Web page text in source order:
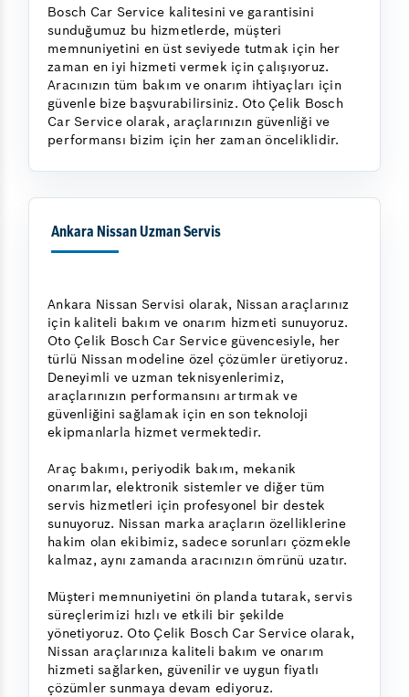
Bosch Car Service kalitesini ve garantisini
sunduğumuz bu hizmetlerde, müşteri
memnuniyetini en üst seviyede tutmak için her
zaman en iyi hizmeti vermek için çalışıyoruz.
Aracınızın tüm bakım ve onarım ihtiyaçları için
güvenle bize başvurabilirsiniz. Oto Çelik Bosch
Car Service olarak, araçlarınızın güvenliği ve
performansı bizim için her zaman önceliklidir.
Ankara Nissan Uzman Servis
Ankara Nissan Servisi olarak, Nissan araçlarınız
için kaliteli bakım ve onarım hizmeti sunuyoruz.
Oto Çelik Bosch Car Service güvencesiyle, her
türlü Nissan modeline özel çözümler üretiyoruz.
Deneyimli ve uzman teknisyenlerimiz,
araçlarınızın performansını artırmak ve
güvenliğini sağlamak için en son teknoloji
ekipmanlarla hizmet vermektedir.
Araç bakımı, periyodik bakım, mekanik
onarımlar, elektronik sistemler ve diğer tüm
servis hizmetleri için profesyonel bir destek
sunuyoruz. Nissan marka araçların özelliklerine
hakim olan ekibimiz, sadece sorunları çözmekle
kalmaz, aynı zamanda aracınızın ömrünü uzatır.
Müşteri memnuniyetini ön planda tutarak, servis
süreçlerimizi hızlı ve etkili bir şekilde
yönetiyoruz. Oto Çelik Bosch Car Service olarak,
Nissan araçlarınıza kaliteli bakım ve onarım
hizmeti sağlarken, güvenilir ve uygun fiyatlı
çözümler sunmaya devam ediyoruz.